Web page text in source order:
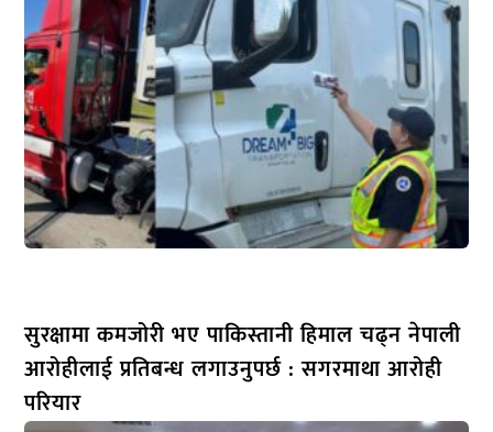
सुरक्षामा कमजोरी भए पाकिस्तानी हिमाल चढ्न नेपाली
आरोहीलाई प्रतिबन्ध लगाउनुपर्छ : सगरमाथा आरोही
परियार